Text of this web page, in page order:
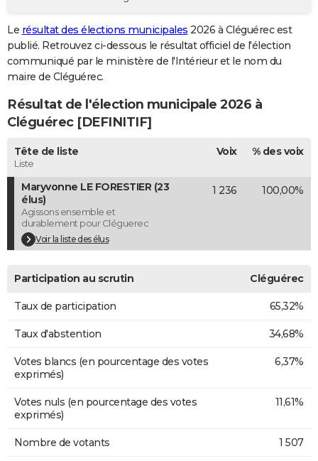
GUIDES D'ACHAT
BONS PLANS
CARTE DE VOEUX
Carte de Noël
Carte Bonne année
Carte Saint-Valentin
Carte Pâques
Carte d'anniversaire
DICTIONNAIRE
Dictionnaire
Biographies
Citations
Expressions
Proverbes
PROGRAMME TV
COPAINS D'AVANT
S'inscrire
Se connecter
Lycées
Collèges
Primaires
Universités
Entreprises
Service militaire
Avis de recherche
AVIS DE DÉCÈS
FORUM
Bricolage
Lifestyle
Culture
Sport
Auto
Television
Voyage
Cinema
Le résultat des élections municipales 2026 à Cléguérec est
publié. Retrouvez ci-dessous le résultat officiel de l'élection
communiqué par le ministère de l'Intérieur et le nom du
maire de Cléguérec.
Résultat de l'élection municipale 2026 à
Cléguérec [DEFINITIF]
Tête de liste
Liste
Voix % des voix
Maryvonne LE FORESTIER (23
élus)
Agissons ensemble et
durablement pour Cléguerec
Voir la liste des élus
1 236 100,00%
Participation au scrutin Cléguérec
Taux de participation 65,32%
Taux d'abstention 34,68%
Votes blancs (en pourcentage des votes
exprimés)
6,37%
Votes nuls (en pourcentage des votes
exprimés)
11,61%
Nombre de votants 1 507